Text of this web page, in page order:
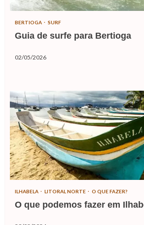
BERTIOGA SURF
Guia de surfe para Bertioga
02/05/2026
ILHABELA LITORAL NORTE O QUE FAZER?
O que podemos fazer em